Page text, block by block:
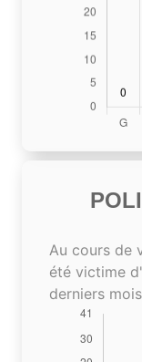
Au cours de
été victime
derniers